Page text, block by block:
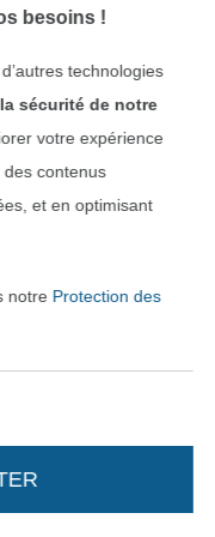
/ unité
/ unité
besoins !
technologies
sécurité de notre
votre expérience
des contenus
et en optimisant
notre Protection des